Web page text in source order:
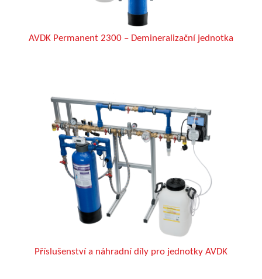
AVDK Permanent 2300 – Demineralizační jednotka
Příslušenství a náhradní díly pro jednotky AVDK